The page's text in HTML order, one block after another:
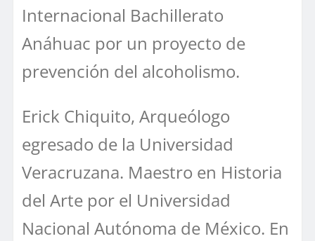
Internacional Bachillerato
Anáhuac por un proyecto de
prevención del alcoholismo.
Erick Chiquito, Arqueólogo
egresado de la Universidad
Veracruzana. Maestro en Historia
del Arte por el Universidad
Nacional Autónoma de México. En